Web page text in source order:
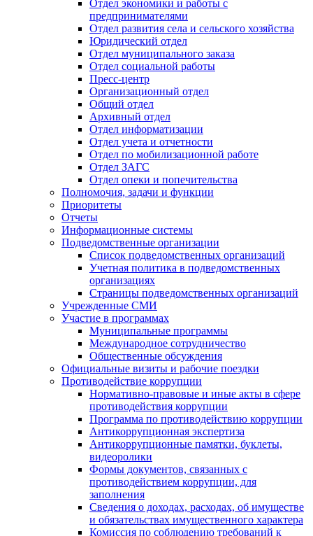
Отдел экономики и работы с
предпринимателями
Отдел развития села и сельского хозяйства
Юридический отдел
Отдел муниципального заказа
Отдел социальной работы
Пресс-центр
Организационный отдел
Общий отдел
Архивный отдел
Отдел информатизации
Отдел учета и отчетности
Отдел по мобилизационной работе
Отдел ЗАГС
Отдел опеки и попечительства
Полномочия, задачи и функции
Приоритеты
Отчеты
Информационные системы
Подведомственные организации
Список подведомственных организаций
Учетная политика в подведомственных
организациях
Страницы подведомственных организаций
Учрежденные СМИ
Участие в программах
Муниципальные программы
Международное сотрудничество
Общественные обсуждения
Официальные визиты и рабочие поездки
Противодействие коррупции
Нормативно-правовые и иные акты в сфере
противодействия коррупции
Программа по противодействию коррупции
Антикоррупционная экспертиза
Антикоррупционные памятки, буклеты,
видеоролики
Формы документов, связанных с
противодействием коррупции, для
заполнения
Сведения о доходах, расходах, об имуществе
и обязательствах имущественного характера
Комиссия по соблюдению требований к